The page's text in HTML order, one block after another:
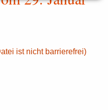
ist nicht barrierefrei)